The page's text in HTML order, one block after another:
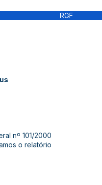
RGF
nº 101/2000
o relatório